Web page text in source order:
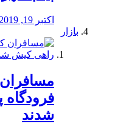
اکتبر 19, 2019
بازار
فرودگاه
شدند